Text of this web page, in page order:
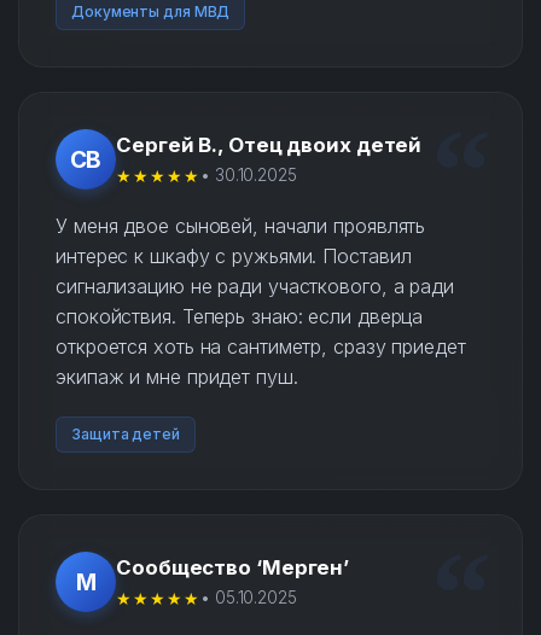
Документы для МВД
СВ
Сергей В., Отец двоих детей
★★★★★ • 30.10.2025
У меня двое сыновей, начали проявлять
интерес к шкафу с ружьями. Поставил
сигнализацию не ради участкового, а ради
спокойствия. Теперь знаю: если дверца
откроется хоть на сантиметр, сразу приедет
экипаж и мне придет пуш.
Защита детей
М
Сообщество ‘Мерген’
★★★★★ • 05.10.2025